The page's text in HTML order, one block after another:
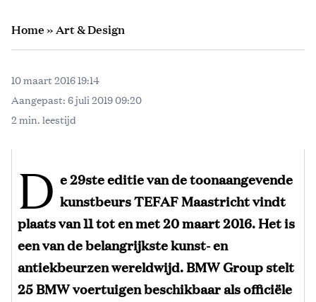
Home» Art & Design
10 maart 2016 19:14
Aangepast: 6 juli 2019 09:20
2 min. leestijd
D e 29ste editie van de toonaangevende
kunstbeurs TEFAF Maastricht vindt
plaats van 11 tot en met 20 maart 2016. Het is
een van de belangrijkste kunst- en
antiekbeurzen wereldwijd. BMW Group stelt
25 BMW voertuigen beschikbaar als officiële